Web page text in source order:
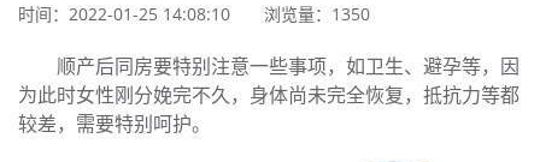
时间：2022-01-25 14:08:10 浏览量： 1350
顺产后同房要特别注意一些事项，如卫生、 避孕等，因
为此时女性刚分娩完不久，身体尚未完全恢复，抵抗力等都
较差，需要特别呵护。